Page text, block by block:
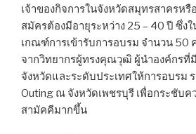
เจ้าของกิจการในจังหวัดสมุทรสาครหรื
สมัครต้องมีอายุระหว่าง 25 – 40 ปี ซึ่
เกณฑ์การเข้ารับการอบรม จำนวน 50
จากวิทยากรผู้ทรงคุณวุฒิ ผู้นำองค์กรที่
จังหวัดและระดับประเทศให้การอบรม
Outing ณ จังหวัดเพชรบุรี เพื่อกระชับ
สามัคคีมากขึ้น